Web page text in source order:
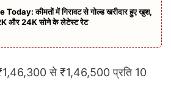
कीमतों में गिरावट से गोल्ड खरीदार हुए खुश,
और 24K सोने के लेटेस्ट रेट
से ₹1,46,500 प्रति 10